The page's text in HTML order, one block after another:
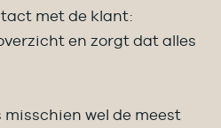
met de klant:
en zorgt dat alles
wel de meest